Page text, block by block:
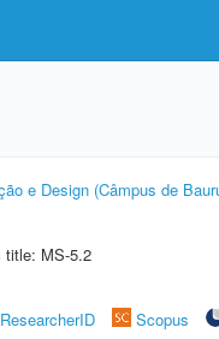
e Design (Câmpus de
title: MS-5.2
ResearcherID Scopus